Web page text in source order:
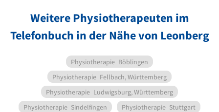
Weitere Physiotherapeuten im
Telefonbuch in der Nähe von Leonberg
Physiotherapie Böblingen
Physiotherapie Fellbach, Württemberg
Physiotherapie Ludwigsburg, Württemberg
Physiotherapie Sindelfingen Physiotherapie Stuttgart